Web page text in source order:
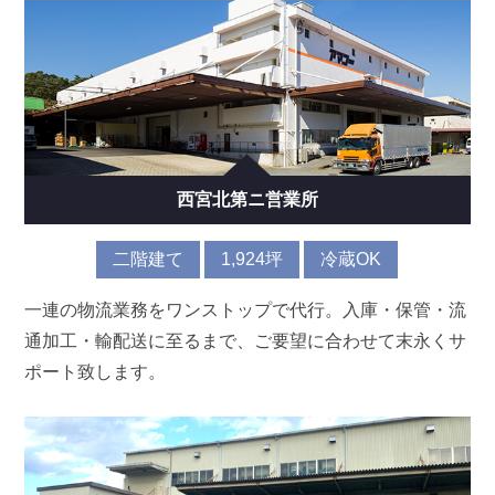
西宮北第ニ営業所
二階建て 1,924坪 冷蔵OK
一連の物流業務をワンストップで代行。入庫・保管・流
通加工・輸配送に至るまで、ご要望に合わせて末永くサ
ポート致します。